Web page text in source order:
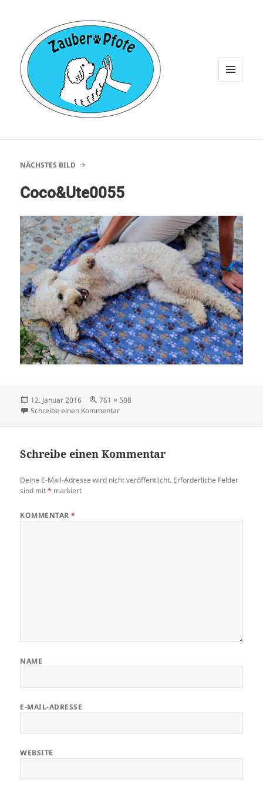
NÄCHSTES BILD
Coco&Ute0055
Veröffentlicht
am
12. Januar 2016 Originalgröße
761 × 508
Schreibe einen Kommentarzu Coco&Ute0055
Schreibe einen Kommentar
Deine E-Mail-Adresse wird nicht veröffentlicht. Erforderliche Felder
sind mit* markiert
KOMMENTAR*
NAME
E-MAIL-ADRESSE
WEBSITE